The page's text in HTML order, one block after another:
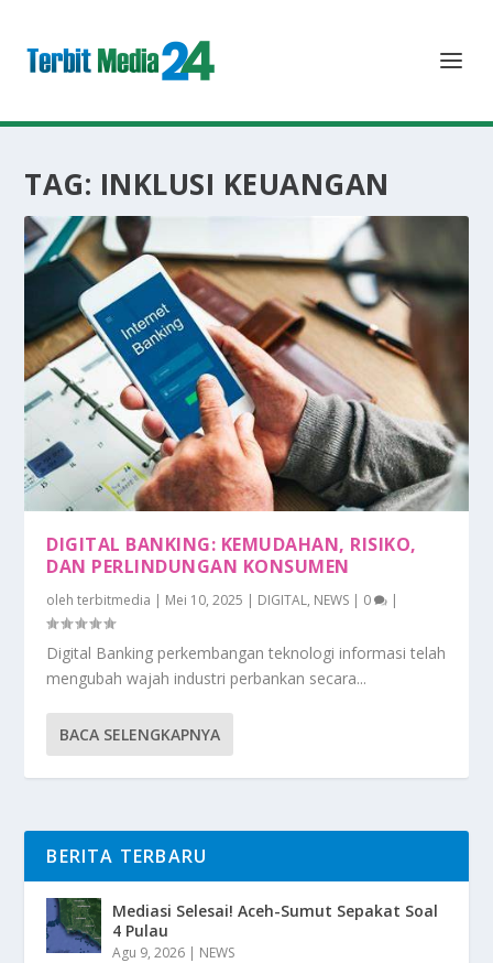
TAG: INKLUSI KEUANGAN
DIGITAL BANKING: KEMUDAHAN, RISIKO,
DAN PERLINDUNGAN KONSUMEN
olehterbitmedia | Mei 10, 2025 | DIGITAL, NEWS | 0 |
Digital Banking perkembangan teknologi informasi telah
mengubah wajah industri perbankan secara...
BACA SELENGKAPNYA
BERITA TERBARU
Mediasi Selesai! Aceh-Sumut Sepakat Soal
4 Pulau
Agu 9, 2026 | NEWS